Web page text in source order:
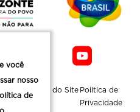
Mapa do Site Politica de
Privacidade
você
nosso
de